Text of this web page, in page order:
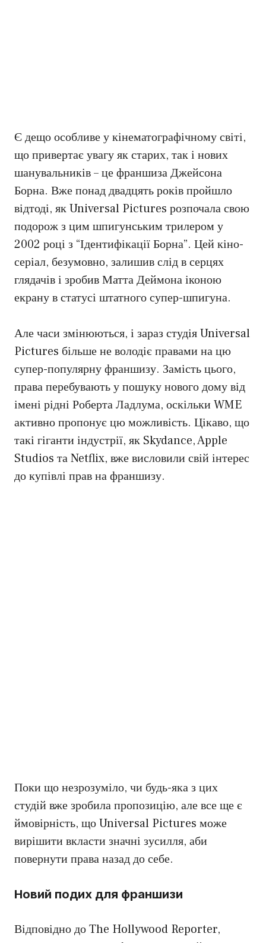
Є дещо особливе у кінематографічному світі,
що привертає увагу як старих, так і нових
шанувальників – це франшиза Джейсона
Борна. Вже понад двадцять років пройшло
відтоді, як Universal Pictures розпочала свою
подорож з цим шпигунським трилером у
2002 році з “Ідентифікації Борна”. Цей кіно-
серіал, безумовно, залишив слід в серцях
глядачів і зробив Матта Деймона іконою
екрану в статусі штатного супер-шпигуна.
Але часи змінюються, і зараз студія Universal
Pictures більше не володіє правами на цю
супер-популярну франшизу. Замість цього,
права перебувають у пошуку нового дому від
імені рідні Роберта Ладлума, оскільки WME
активно пропонує цю можливість. Цікаво, що
такі гіганти індустрії, як Skydance, Apple
Studios та Netflix, вже висловили свій інтерес
до купівлі прав на франшизу.
Поки що незрозуміло, чи будь-яка з цих
студій вже зробила пропозицію, але все ще є
ймовірність, що Universal Pictures може
вирішити вкласти значні зусилля, аби
повернути права назад до себе.
Новий подих для франшизи
Відповідно до The Hollywood Reporter,